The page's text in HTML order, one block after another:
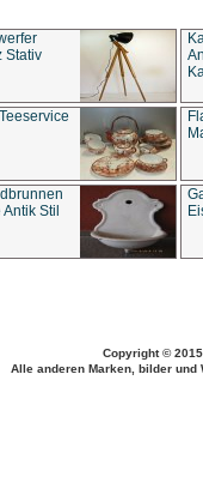
Stativ
Stil
Copyright ©
Alle anderen Marken, bilder und